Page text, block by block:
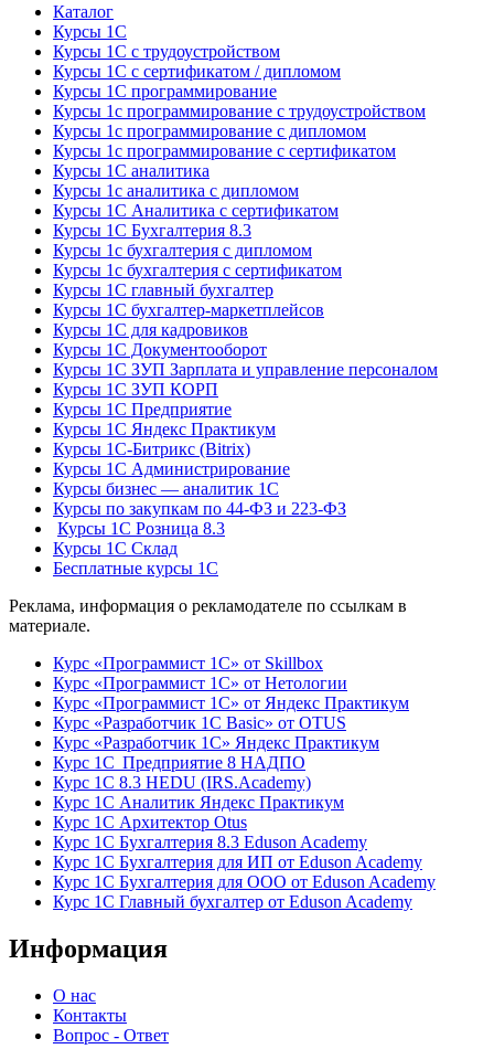
Каталог
Курсы 1С
Курсы 1С с трудоустройством
Курсы 1С с сертификатом / дипломом
Курсы 1С программирование
Курсы 1с программирование с трудоустройством
Курсы 1с программирование с дипломом
Курсы 1с программирование с сертификатом
Курсы 1С аналитика
Курсы 1с аналитика с дипломом
Курсы 1С Аналитика с сертификатом
Курсы 1С Бухгалтерия 8.3
Курсы 1с бухгалтерия с дипломом
Курсы 1с бухгалтерия с сертификатом
Курсы 1С главный бухгалтер
Курсы 1С бухгалтер-маркетплейсов
Курсы 1С для кадровиков
Курсы 1С Документооборот
Курсы 1С ЗУП Зарплата и управление персоналом
Курсы 1С ЗУП КОРП
Курсы 1С Предприятие
Курсы 1С Яндекс Практикум
Курсы 1С-Битрикс (Bitrix)
Курсы 1С Администрирование
Курсы бизнес — аналитик 1С
Курсы по закупкам по 44‑ФЗ и 223‑ФЗ
Курсы 1С Розница 8.3
Курсы 1С Склад
Бесплатные курсы 1С
Реклама, информация о рекламодателе по ссылкам в
материале.
Курс «Программист 1С» от Skillbox
Курс «Программист 1С» от Нетологии
Курс «Программист 1С» от Яндекс Практикум
Курс «Разработчик 1С Basic» от OTUS
Курс «Разработчик 1С» Яндекс Практикум
Курс 1С Предприятие 8 НАДПО
Курс 1С 8.3 HEDU (IRS.Academy)
Курс 1С Аналитик Яндекс Практикум
Курс 1С Архитектор Otus
Курс 1С Бухгалтерия 8.3 Eduson Academy
Курс 1С Бухгалтерия для ИП от Eduson Academy
Курс 1С Бухгалтерия для ООО от Eduson Academy
Курс 1С Главный бухгалтер от Eduson Academy
Информация
О нас
Контакты
Вопрос - Ответ